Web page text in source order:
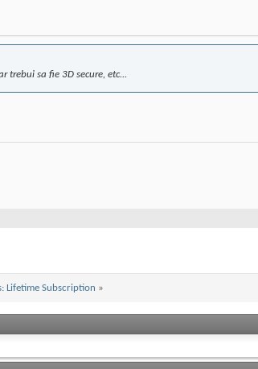
trebui sa fie 3D secure, etc...
Lifetime Subscription »